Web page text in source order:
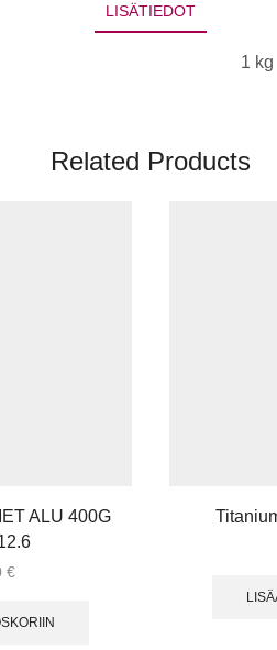
LISÄTIEDOT
1 kg
Related Products
ALU 400G
€